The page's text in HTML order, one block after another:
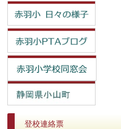
登校連絡票